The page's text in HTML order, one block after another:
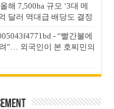
해 7,500ha 규모 ‘3대 메
달러 역대급 배당도 결정
- “빨간불에
”… 외국인이 본 호찌민의